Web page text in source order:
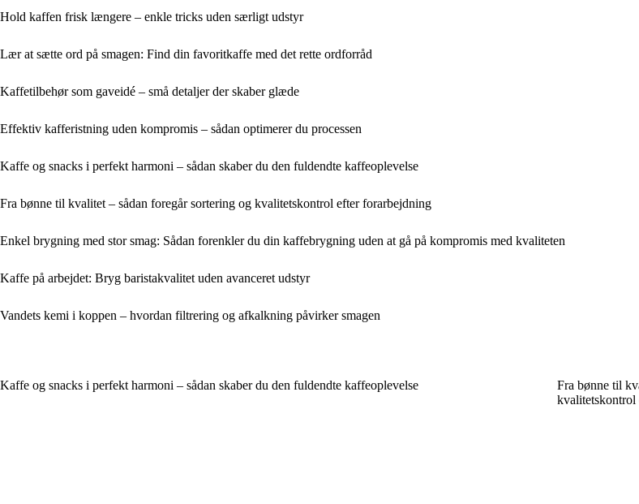
Hold kaffen frisk længere – enkle tricks uden særligt udstyr
Lær at sætte ord på smagen: Find din favoritkaffe med det rette ordforråd
Kaffetilbehør som gaveidé – små detaljer der skaber glæde
Effektiv kafferistning uden kompromis – sådan optimerer du processen
Kaffe og snacks i perfekt harmoni – sådan skaber du den fuldendte kaffeoplevelse
Fra bønne til kvalitet – sådan foregår sortering og kvalitetskontrol efter forarbejdning
Enkel brygning med stor smag: Sådan forenkler du din kaffebrygning uden at gå på kompromis med kvaliteten
Kaffe på arbejdet: Bryg baristakvalitet uden avanceret udstyr
Vandets kemi i koppen – hvordan filtrering og afkalkning påvirker smagen
Kaffe og snacks i perfekt harmoni – sådan skaber du den fuldendte kaffeoplevelse
Fra bønne til
kvalitetskontrol